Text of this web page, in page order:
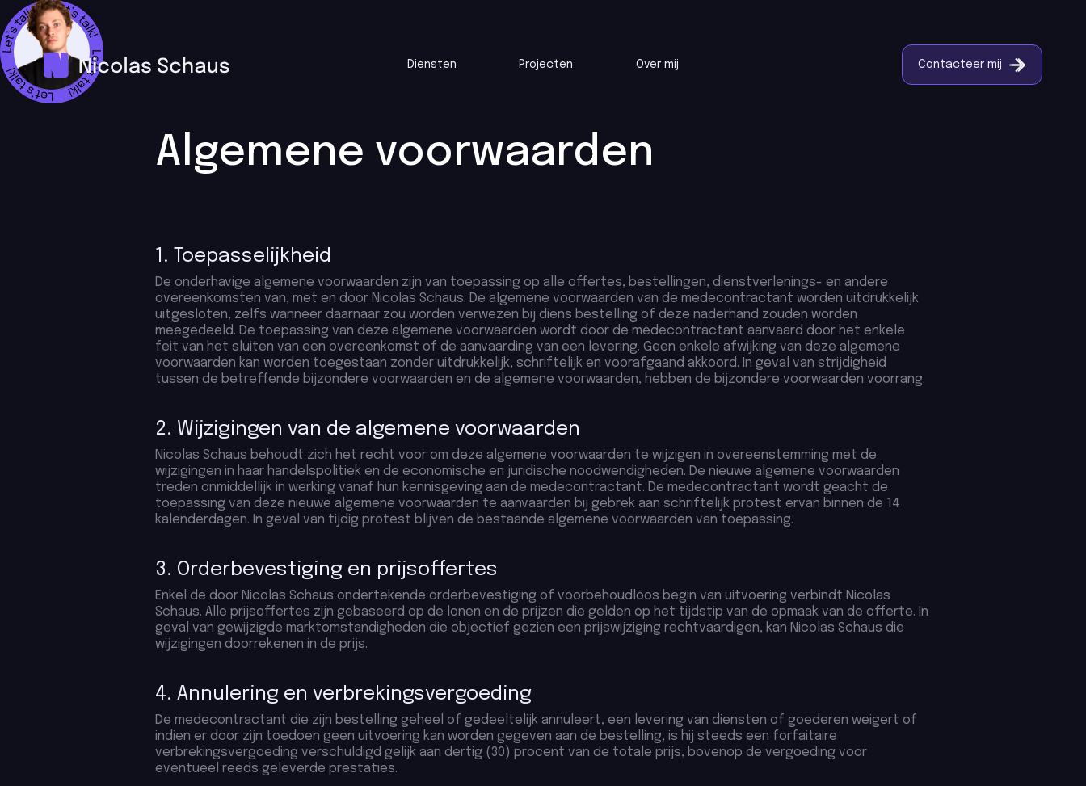
Diensten Projecten Over mij Contacteer mij
Algemene voorwaarden
1. Toepasselijkheid
De onderhavige algemene voorwaarden zijn van toepassing op alle offertes, bestellingen, dienstverlenings- en andere
overeenkomsten van, met en door Nicolas Schaus. De algemene voorwaarden van de medecontractant worden uitdrukkelijk
uitgesloten, zelfs wanneer daarnaar zou worden verwezen bij diens bestelling of deze naderhand zouden worden
meegedeeld. De toepassing van deze algemene voorwaarden wordt door de medecontractant aanvaard door het enkele
feit van het sluiten van een overeenkomst of de aanvaarding van een levering. Geen enkele afwijking van deze algemene
voorwaarden kan worden toegestaan zonder uitdrukkelijk, schriftelijk en voorafgaand akkoord. In geval van strijdigheid
tussen de betreffende bijzondere voorwaarden en de algemene voorwaarden, hebben de bijzondere voorwaarden voorrang.
2. Wijzigingen van de algemene voorwaarden
Nicolas Schaus behoudt zich het recht voor om deze algemene voorwaarden te wijzigen in overeenstemming met de
wijzigingen in haar handelspolitiek en de economische en juridische noodwendigheden. De nieuwe algemene voorwaarden
treden onmiddellijk in werking vanaf hun kennisgeving aan de medecontractant. De medecontractant wordt geacht de
toepassing van deze nieuwe algemene voorwaarden te aanvaarden bij gebrek aan schriftelijk protest ervan binnen de 14
kalenderdagen. In geval van tijdig protest blijven de bestaande algemene voorwaarden van toepassing.
3. Orderbevestiging en prijsoffertes
Enkel de door Nicolas Schaus ondertekende orderbevestiging of voorbehoudloos begin van uitvoering verbindt Nicolas
Schaus. Alle prijsoffertes zijn gebaseerd op de lonen en de prijzen die gelden op het tijdstip van de opmaak van de offerte. In
geval van gewijzigde marktomstandigheden die objectief gezien een prijswijziging rechtvaardigen, kan Nicolas Schaus die
wijzigingen doorrekenen in de prijs.
4. Annulering en verbrekingsvergoeding
De medecontractant die zijn bestelling geheel of gedeeltelijk annuleert, een levering van diensten of goederen weigert of
indien er door zijn toedoen geen uitvoering kan worden gegeven aan de bestelling, is hij steeds een forfaitaire
verbrekingsvergoeding verschuldigd gelijk aan dertig (30) procent van de totale prijs, bovenop de vergoeding voor
eventueel reeds geleverde prestaties.